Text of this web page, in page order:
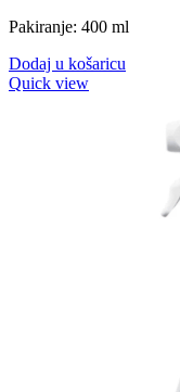
Pakiranje: 400 ml
Dodaj u košaricu
Quick view